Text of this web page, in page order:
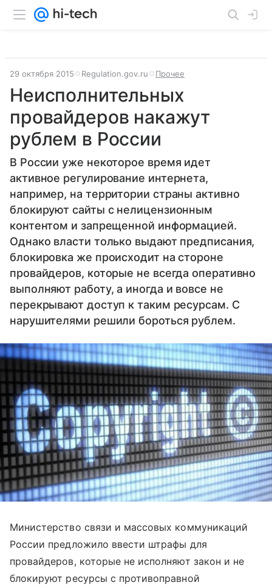
29 октября 2015 Regulation.gov.ru Прочее
Неисполнительных
провайдеров накажут
рублем в России
В России уже некоторое время идет
активное регулирование интернета,
например, на территории страны активно
блокируют сайты с нелицензионным
контентом и запрещенной информацией.
Однако власти только выдают предписания,
блокировка же происходит на стороне
провайдеров, которые не всегда оперативно
выполняют работу, а иногда и вовсе не
перекрывают доступ к таким ресурсам. С
нарушителями решили бороться рублем.
Министерство связи и массовых коммуникаций
России предложило ввести штрафы для
провайдеров, которые не исполняют закон и не
блокируют ресурсы с противоправной